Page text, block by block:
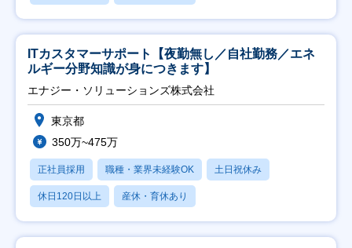
ITカスタマーサポート【夜勤無し／自社勤務／エネ
ルギー分野知識が身につきます】
エナジー・ソリューションズ株式会社
東京都
350万~475万
正社員採用 職種・業界未経験OK 土日祝休み
休日120日以上 産休・育休あり